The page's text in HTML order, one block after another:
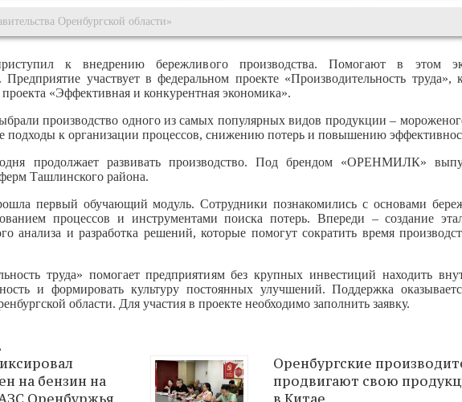
Оренбургской области»
к внедрению бережливого производства. Помогают в этом
участвует в федеральном проекте «Производительность труда»,
проекта «Эффективная и конкурентная экономика».
производство одного из самых популярных видов продукции –
подходы к организации процессов, снижению потерь и повышению
продолжает развивать производство. Под брендом «ОРЕНМИЛК»
Ташлинского района.
первый обучающий модуль. Сотрудники познакомились с основами
процессов и инструментами поиска потерь. Впереди – создание
анализа и разработка решений, которые помогут сократить время
труда» помогает предприятиям без крупных инвестиций находить
и формировать культуру постоянных улучшений. Поддержка
области. Для участия в проекте необходимо заполнить заявку.
на бензин на
Оренбургские
продвигают свою